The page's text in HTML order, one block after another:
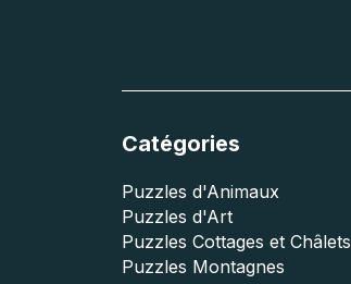
Catégories
Puzzles d'Animaux
Puzzles d'Art
Puzzles Cottages et Châlets
Puzzles Montagnes